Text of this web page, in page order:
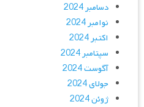
دسامبر 2024
نوامبر 2024
اکتبر 2024
سپتامبر 2024
آگوست 2024
جولای 2024
ژوئن 2024